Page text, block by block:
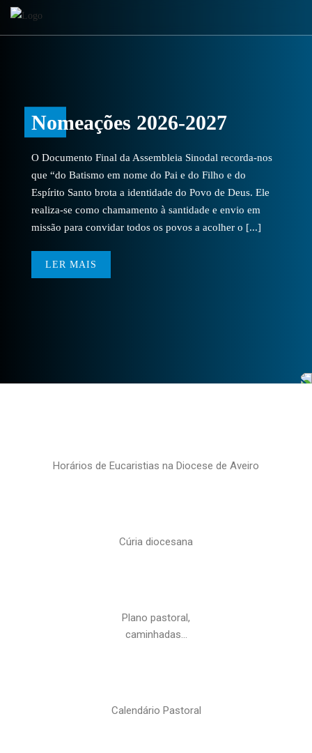
Nomeações 2026-2027
O Documento Final da Assembleia Sinodal recorda-nos
que “do Batismo em nome do Pai e do Filho e do
Espírito Santo brota a identidade do Povo de Deus. Ele
realiza-se como chamamento à santidade e envio em
missão para convidar todos os povos a acolher o [...]
LER MAIS
Horários de Eucaristias na Diocese de Aveiro
Cúria diocesana
Plano pastoral,
caminhadas…
Calendário Pastoral